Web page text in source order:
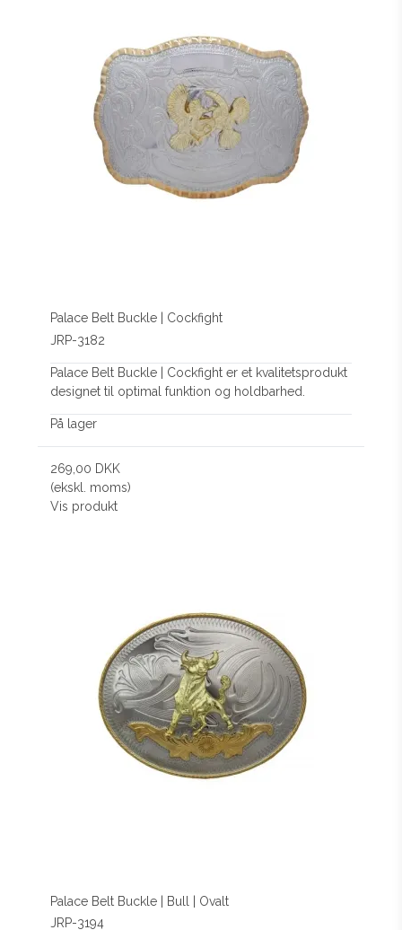
Palace Belt Buckle | Cockfight
JRP-3182
Palace Belt Buckle | Cockfight er et kvalitetsprodukt
designet til optimal funktion og holdbarhed.
På lager
269,00 DKK
(ekskl. moms)
Vis produkt
Palace Belt Buckle | Bull | Ovalt
JRP-3194